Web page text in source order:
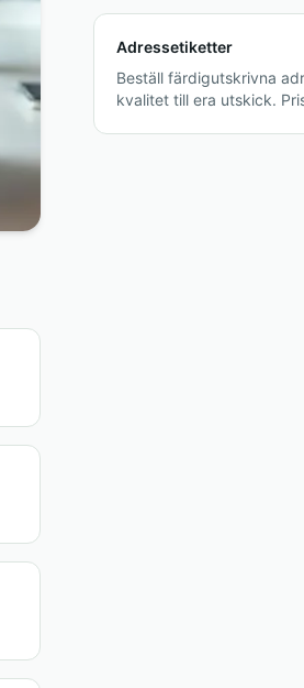
Adressetiketter
Beställ färdigutskrivna
kvalitet till era utskick.